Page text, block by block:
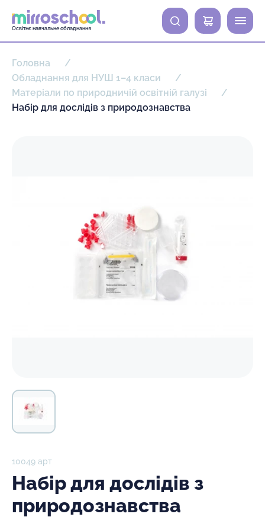
Освітнє навчальне обладнання
0
Головна
Обладнання для НУШ 1–4 класи
Матеріали по природничій освітній галузі
Набір для дослідів з природознавства
10049 арт
Набір для дослідів з
природознавства